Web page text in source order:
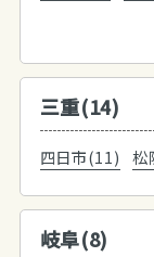
三重(14)
四日市(11) 松
岐阜(8)